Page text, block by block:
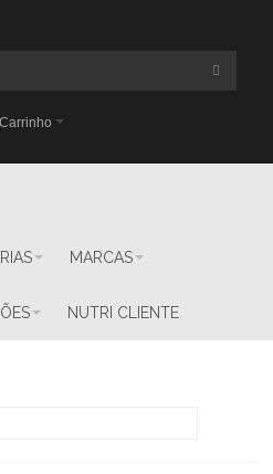
Carrinho
MARCAS
NUTRI CLIENTE